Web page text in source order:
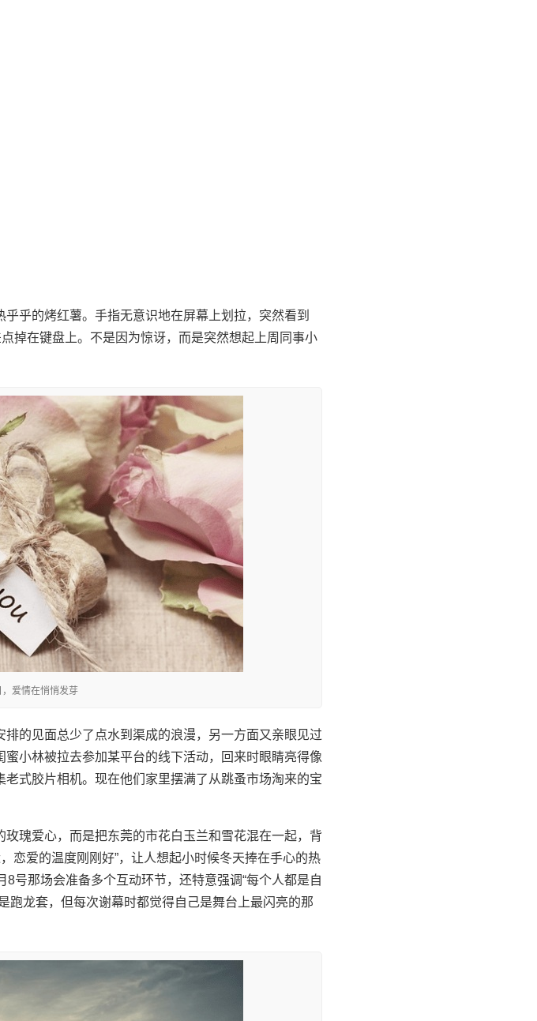
乎的烤红薯。手指无意识地在屏幕上划拉，突然看到
掉在键盘上。不是因为惊讶，而是突然想起上周同事小
，爱情在悄悄发芽
的见面总少了点水到渠成的浪漫，另一方面又亲眼见过
小林被拉去参加某平台的线下活动，回来时眼睛亮得像
式胶片相机。现在他们家里摆满了从跳蚤市场淘来的宝
瑰爱心，而是把东莞的市花白玉兰和雪花混在一起，背
恋爱的温度刚刚好”，让人想起小时候冬天捧在手心的热
号那场会准备多个互动环节，还特意强调“每个人都是自
跑龙套，但每次谢幕时都觉得自己是舞台上最闪亮的那